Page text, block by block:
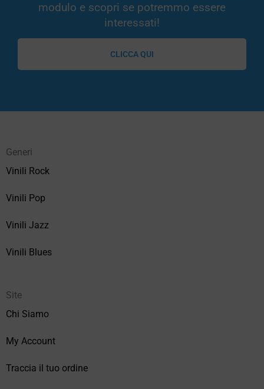
modulo e scopri se potremmo essere
interessati!
CLICCA QUI
Generi
Vinili Rock
Vinili Pop
Vinili Jazz
Vinili Blues
Site
Chi Siamo
My Account
Traccia il tuo ordine